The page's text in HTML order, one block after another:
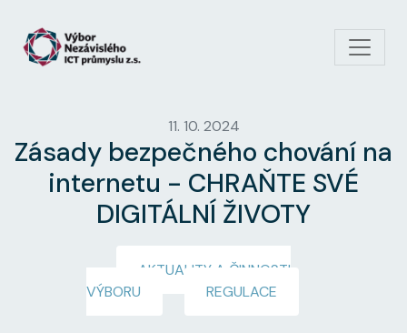
11. 10. 2024
Zásady bezpečného chování na
internetu - CHRAŇTE SVÉ
DIGITÁLNÍ ŽIVOTY
AKTUALITY A ČINNOSTI
VÝBORU
REGULACE